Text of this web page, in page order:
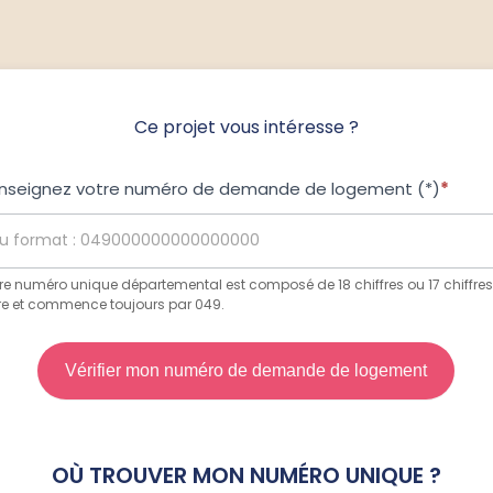
Ce projet vous intéresse ?
votre numéro de demande de logement (*)*
numéro unique départemental est composé de 18 chiffres ou 17 chiffres
et commence toujours par 049.
Vérifier mon numéro de demande de logement
OÙ TROUVER MON NUMÉRO UNIQUE ?